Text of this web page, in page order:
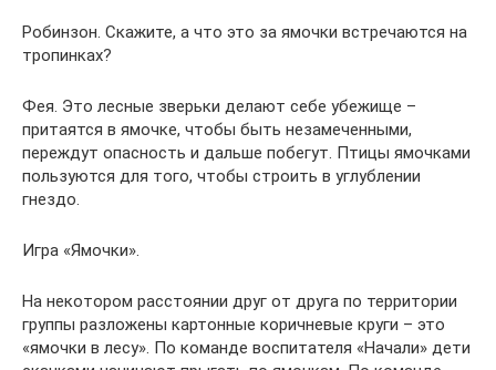
Робинзон. Скажите, а что это за ямочки встречаются на
тропинках?
Фея. Это лесные зверьки делают себе убежище –
притаятся в ямочке, чтобы быть незамеченными,
переждут опасность и дальше побегут. Птицы ямочками
пользуются для того, чтобы строить в углублении
гнездо.
Игра «Ямочки».
На некотором расстоянии друг от друга по территории
группы разложены картонные коричневые круги – это
«ямочки в лесу». По команде воспитателя «Начали» дети